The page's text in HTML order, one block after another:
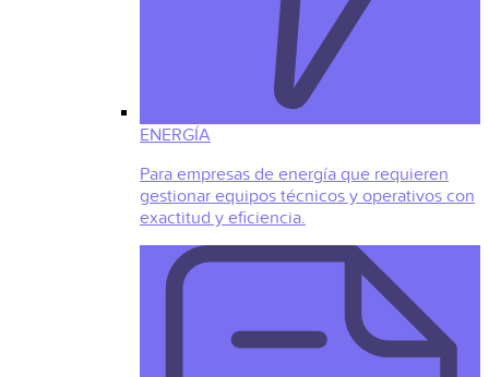
ENERGÍA
Para empresas de energía que requieren
gestionar equipos técnicos y operativos con
exactitud y eficiencia.